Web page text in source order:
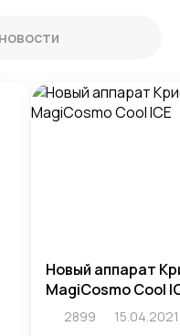
Новый аппарат
MagiCosmo Cool
2899 15.04.2021